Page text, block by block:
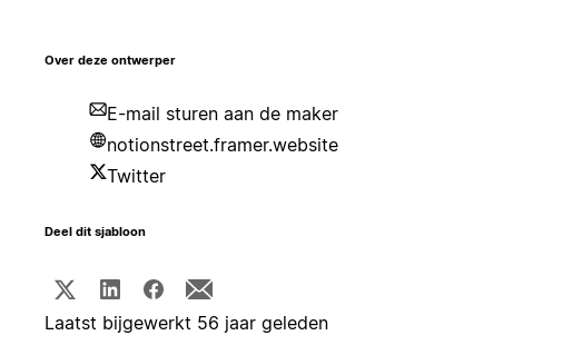
Over deze ontwerper
E-mail sturen aan de maker
notionstreet.framer.website
Twitter
Deel dit sjabloon
Laatst bijgewerkt 56 jaar geleden